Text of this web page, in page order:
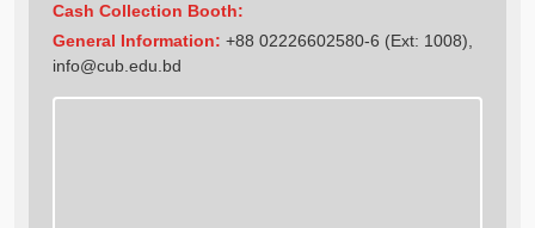
Cash Collection Booth:
General Information: +88 02226602580-6 (Ext: 1008),
info@cub.edu.bd